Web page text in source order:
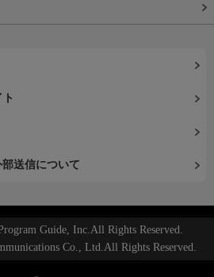
送信について
Guide, Inc.All Rights Reserved.
Co., Ltd.All Rights Reserved.